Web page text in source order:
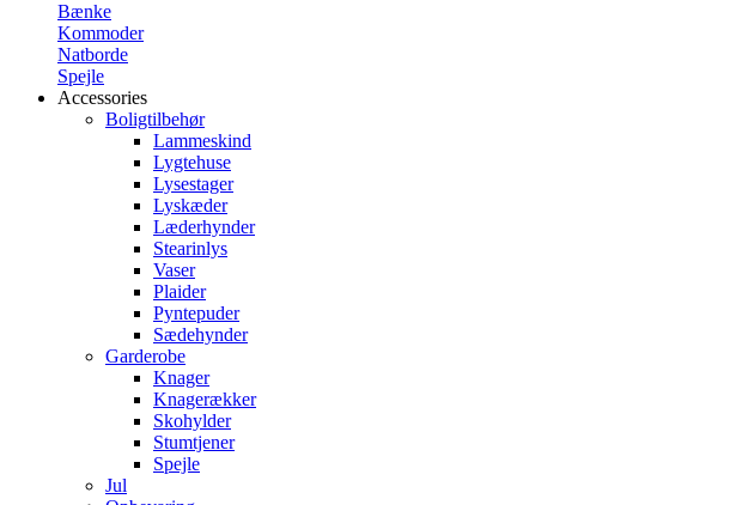
Bænke
Kommoder
Natborde
Spejle
Accessories
Boligtilbehør
Lammeskind
Lygtehuse
Lysestager
Lyskæder
Læderhynder
Stearinlys
Vaser
Plaider
Pyntepuder
Sædehynder
Garderobe
Knager
Knagerækker
Skohylder
Stumtjener
Spejle
Jul